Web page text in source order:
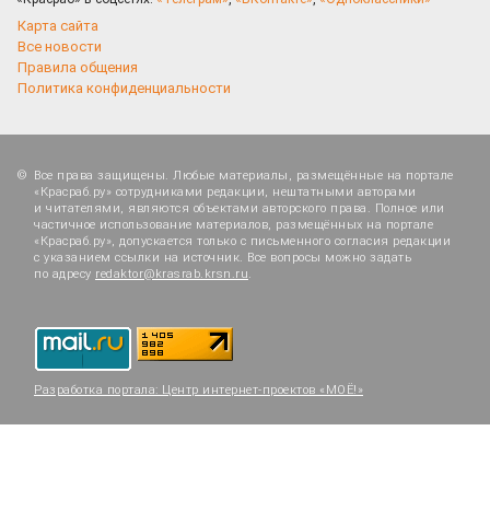
Карта сайта
Все новости
Правила общения
Политика конфиденциальности
Все права защищены. Любые материалы, размещённые на портале
«Красраб.ру» сотрудниками редакции, нештатными авторами
и читателями, являются объектами авторского права. Полное или
частичное использование материалов, размещённых на портале
«Красраб.ру», допускается только с письменного согласия редакции
с указанием ссылки на источник. Все вопросы можно задать
по адресу redaktor@krasrab.krsn.ru.
Разработка портала: Центр интернет-проектов «МОЁ!»